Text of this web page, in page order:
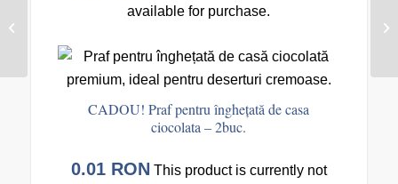
available for purchase.
CADOU! Praf pentru înghețată de casa
ciocolata – 2buc.
0.01 RON This product is currently not
CADOU! Praf pentru
căpșuni – 1buc.